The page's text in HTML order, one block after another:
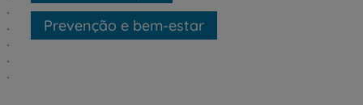
Prevenção e bem-estar